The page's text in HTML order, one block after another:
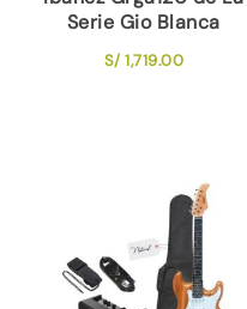
Serie Gio Blanca
S/1,719.00